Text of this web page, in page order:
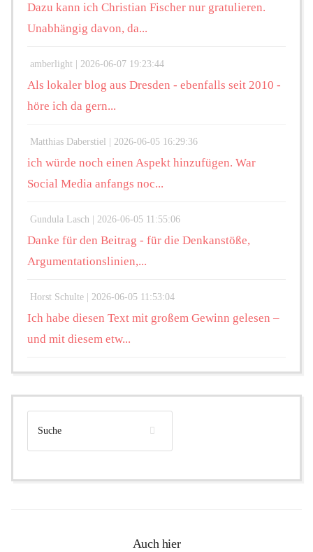
Dazu kann ich Christian Fischer nur gratulieren.
Unabhängig davon, da...
amberlight | 2026-06-07 19:23:44
Als lokaler blog aus Dresden - ebenfalls seit 2010 -
höre ich da gern...
Matthias Daberstiel | 2026-06-05 16:29:36
ich würde noch einen Aspekt hinzufügen. War
Social Media anfangs noc...
Gundula Lasch | 2026-06-05 11:55:06
Danke für den Beitrag - für die Denkanstöße,
Argumentationslinien,...
Horst Schulte | 2026-06-05 11:53:04
Ich habe diesen Text mit großem Gewinn gelesen –
und mit diesem etw...
Auch hier